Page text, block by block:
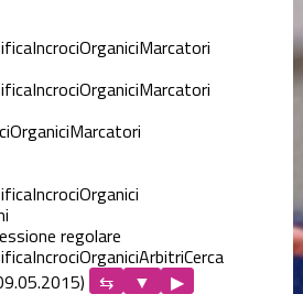
IncrociOrganiciMarcatori
IncrociOrganiciMarcatori
OrganiciMarcatori
IncrociOrganici
regolare
IncrociOrganiciArbitriCerca
▶